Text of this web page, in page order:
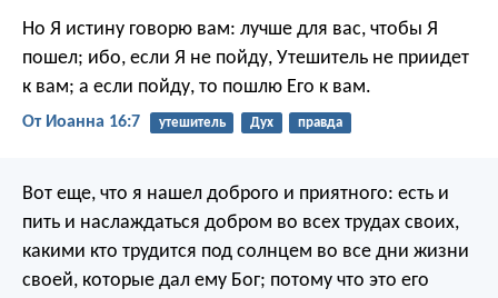
Но Я истину говорю вам: лучше для вас, чтобы Я
пошел; ибо, если Я не пойду, Утешитель не приидет
к вам; а если пойду, то пошлю Его к вам.
От Иоанна 16:7 утешитель Дух правда
Вот еще, что я нашел доброго и приятного: есть и
пить и наслаждаться добром во всех трудах своих,
какими кто трудится под солнцем во все дни жизни
своей, которые дал ему Бог; потому что это его